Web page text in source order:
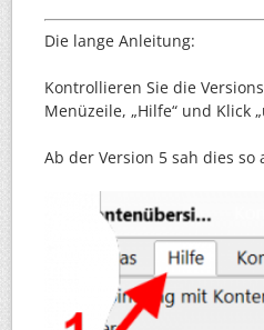
Die lange Anleitung:
Kontrollieren Sie die
Menüzeile, „Hilfe“ und Klick
Ab der Version 5 sah dies so